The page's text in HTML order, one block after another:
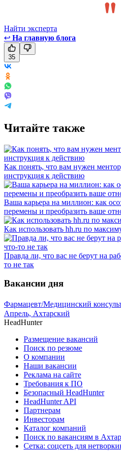
Найти эксперта
↩ На главную блога
35
Читайте также
Как понять, что вам нужен
инструкция к действию
Ваша карьера на миллион: как
перемены и преобразить ваше
Как использовать hh.ru по
Правда ли, что вас не берут на
то не так
Вакансии дня
Фармацевт/Медицинский
Апрель, Ахтарский
HeadHunter
Размещение вакансий
Поиск по резюме
О компании
Наши вакансии
Реклама на сайте
Требования к ПО
Безопасный HeadHunter
HeadHunter API
Партнерам
Инвесторам
Каталог компаний
Поиск по вакансиям в
Сетка: соцсеть для